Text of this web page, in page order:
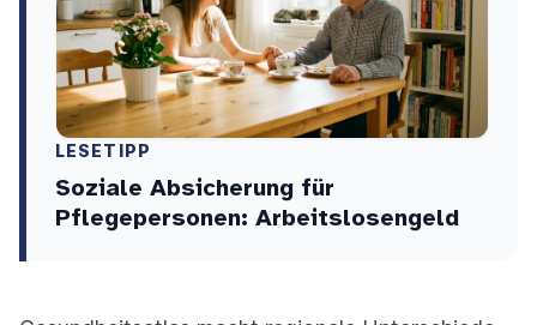
LESETIPP
Soziale Absicherung für
Pflegepersonen: Arbeitslosengeld